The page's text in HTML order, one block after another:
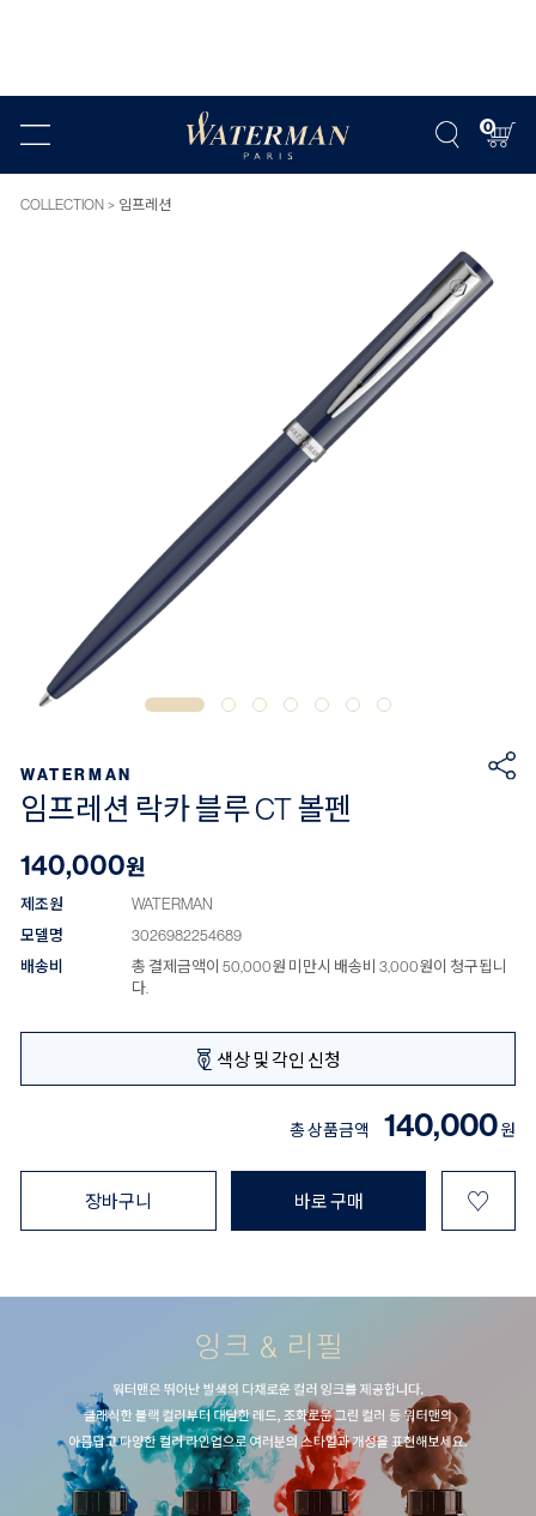
0
COLLECTION 임프레션
WATERMAN
임프레션 락카 블루 CT 볼펜
140,000원
제조원
WATERMAN
모델명
3026982254689
배송비
총 결제금액이 50,000원 미만시 배송비 3,000원이 청구됩니
다.
색상 및 각인 신청
총 상품금액 140,000원
장바구니 바로 구매 ♡